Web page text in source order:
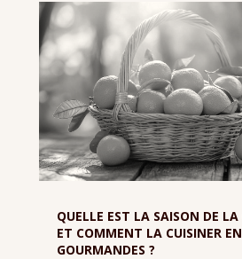
QUELLE EST LA SAISON DE
ET COMMENT LA CUISINER
GOURMANDES ?